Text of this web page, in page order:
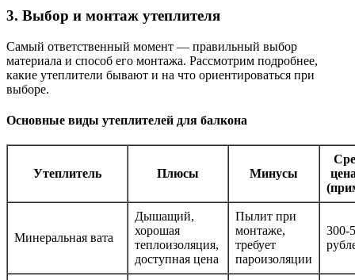
3. Выбор и монтаж утеплителя
Самый ответственный момент — правильный выбор
материала и способ его монтажа. Рассмотрим подробнее,
какие утеплители бывают и на что ориентироваться при
выборе.
Основные виды утеплителей для балкона
Утеплитель Плюсы Минусы
Минеральная вата
Дышащий,
хорошая
теплоизоляция,
доступная цена
Пылит при
монтаже,
требует
пароизоляции
300-